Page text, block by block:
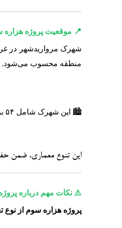
📍 موقعیت پروژه
منطقه محسوب می‌شود.
🏙️ این شهرک شامل ۵۴ برج مسکونی است که هر یک با طراحی، نما و معماری اختصاصی در حال ساخت می‌باشند.
این تنوع معماری، ضمن
⚠️ نکات مهم درباره
پروژه هزاره سوم از نوع